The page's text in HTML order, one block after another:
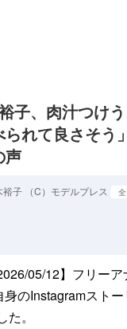
子、肉汁つけ
られて良さそう
声
裕子 （C）モデルプレス
05/12】フリー
のInstagramスト
。